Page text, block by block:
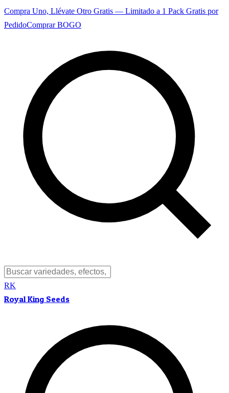
Compra Uno, Llévate Otro Gratis — Limitado a 1 Pack Gratis por
PedidoComprar BOGO
RK
Royal King Seeds